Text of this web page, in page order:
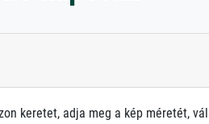
keretet, adja meg a kép méretét,